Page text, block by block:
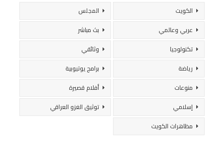
الكويت
المجلس
عربي وعالمي
بث مباشر
تكنولوجيا
وثائقي
رياضة
برامج يوتيوبية
منوعات
أفلام قصيرة
إسلامي
توثيق الغزو العراقي
مظاهرات الكويت